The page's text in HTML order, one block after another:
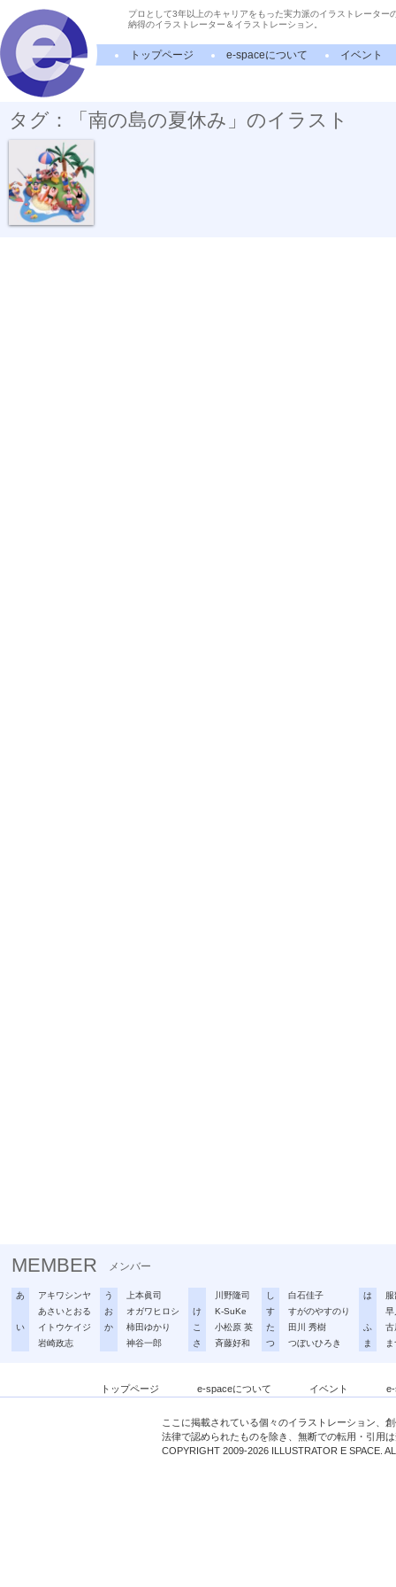
プロとして3年以上のキャリアをもった実力派のイラストレーター
納得のイラストレーター＆イラストレーション。
トップページ e-spaceについて イベント
タグ：「南の島の夏休み」のイラスト
南の島の夏休み
MEMBER メンバー
あ
アキワシンヤ
あさいとおる
い
イトウケイジ
岩崎政志
う
上本眞司
お
オガワヒロシ
か
柿田ゆかり
神谷一郎
川野隆司
け
K-SuKe
こ
小松原 英
さ
斉藤好和
し
白石佳子
す
すがのやすのり
た
田川 秀樹
つ
つぼいひろき
は
早
ふ
古
ま
トップページ e-spaceについて イベント
ここに掲載されている個々のイラストレーション、
法律で認められたものを除き、無断での転用・引用
COPYRIGHT 2009-2026 ILLUSTRATOR E SPACE.